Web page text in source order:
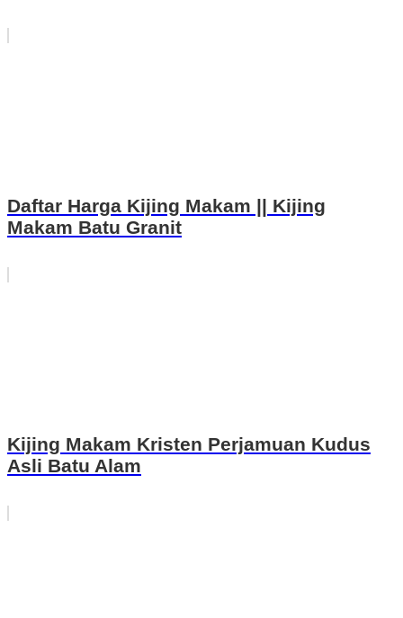
Daftar Harga Kijing Makam || Kijing
Makam Batu Granit
Kijing Makam Kristen Perjamuan Kudus
Asli Batu Alam